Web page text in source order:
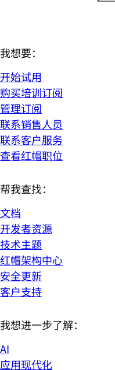
我想要：
开始试用
购买培训订阅
管理订阅
联系销售人员
联系客户服务
查看红帽职位
帮我查找：
文档
开发者资源
技术主题
红帽架构中心
安全更新
客户支持
我想进一步了解：
AI
应用现代化